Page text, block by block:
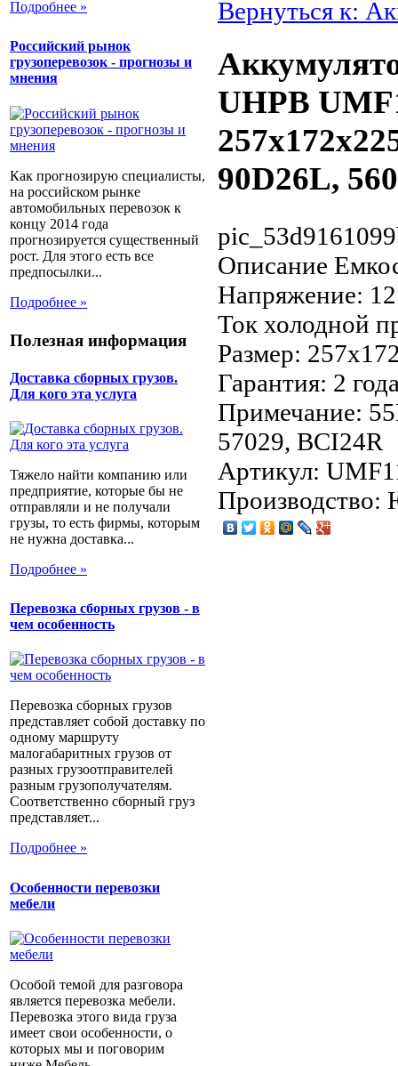
Подробнее »
Российский рынок
грузоперевозок - прогнозы и
мнения
Как прогнозирую специалисты,
на российском рынке
автомобильных перевозок к
концу 2014 года
прогнозируется существенный
рост. Для этого есть все
предпосылки...
Подробнее »
Полезная информация
Доставка сборных грузов.
Для кого эта услуга
Тяжело найти компанию или
предприятие, которые бы не
отправляли и не получали
грузы, то есть фирмы, которым
не нужна доставка...
Подробнее »
Перевозка сборных грузов - в
чем особенность
Перевозка сборных грузов
представляет собой доставку по
одному маршруту
малогабаритных грузов от
разных грузоотправителей
разным грузополучателям.
Соответственно сборный груз
представляет...
Подробнее »
Особенности перевозки
мебели
Особой темой для разговора
является перевозка мебели.
Перевозка этого вида груза
имеет свои особенности, о
которых мы и поговорим
Вернуться к:
UHPB
90D26L,
Описание
Напряжение:
Ток холодной
Размер:
Гарантия: 2
Примечание:
57029, BCI24R
Артикул: